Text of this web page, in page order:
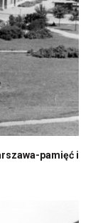
pamięć i